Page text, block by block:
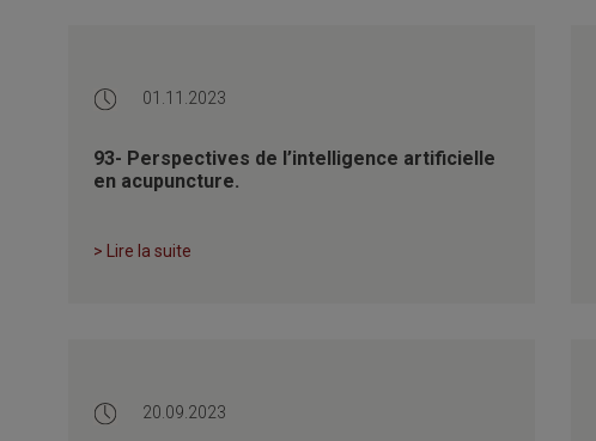
01.11.2023
93- Perspectives de l’intelligence artificielle
en acupuncture.
> Lire la suite
20.09.2023